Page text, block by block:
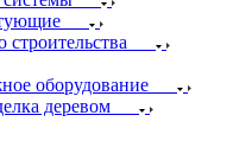
оборудование
деревом